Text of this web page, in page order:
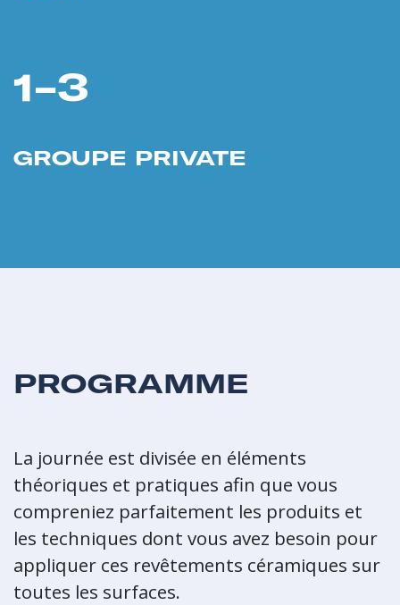
1-3
GROUPE PRIVATE
PROGRAMME
La journée est divisée en éléments
théoriques et pratiques afin que vous
compreniez parfaitement les produits et
les techniques dont vous avez besoin pour
appliquer ces revêtements céramiques sur
toutes les surfaces.